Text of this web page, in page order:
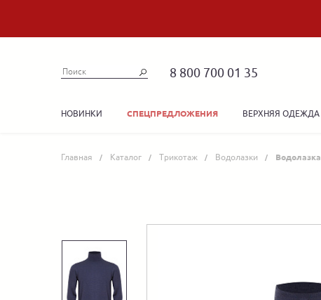
8 800 700 01 35
НОВИНКИ СПЕЦПРЕДЛОЖЕНИЯ ВЕРХНЯЯ ОДЕЖДА
Главная Каталог Трикотаж Водолазки Водолазка